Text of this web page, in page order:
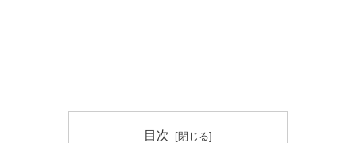
目次